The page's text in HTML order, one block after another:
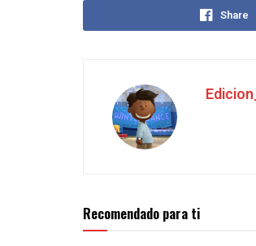
Share
Recomendado para ti